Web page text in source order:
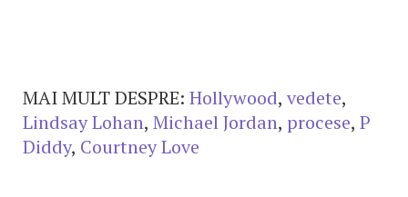
MAI MULT DESPRE: Hollywood, vedete,
Lindsay Lohan, Michael Jordan, procese, P
Diddy, Courtney Love